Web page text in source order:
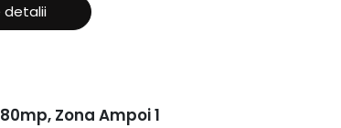
detalii
Zona Ampoi 1